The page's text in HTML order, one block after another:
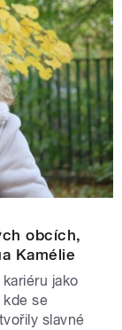
obcích,
Kamélie
jako
kde se
slavné